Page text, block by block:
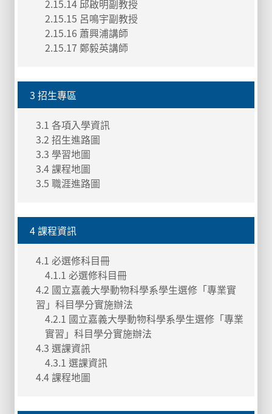
2.15.14 邱啟明副教授
2.15.15 呂鳴宇副教授
2.15.16 蕭興浦講師
2.15.17 鄭毅英講師
3 招生專區
3.1 各項入學資訊
3.2 招生進路圖
3.3 學習地圖
3.4 課程地圖
3.5 職涯進路圖
4 課程資訊
4.1 必選修科目冊
4.1.1 必選修科目冊
4.2 國立嘉義大學動物科學系學生選修「專業實
習」科目學分實施辦法
4.2.1 國立嘉義大學動物科學系學生選修「專業
實習」科目學分實施辦法
4.3 選課資訊
4.3.1 選課資訊
4.4 課程地圖